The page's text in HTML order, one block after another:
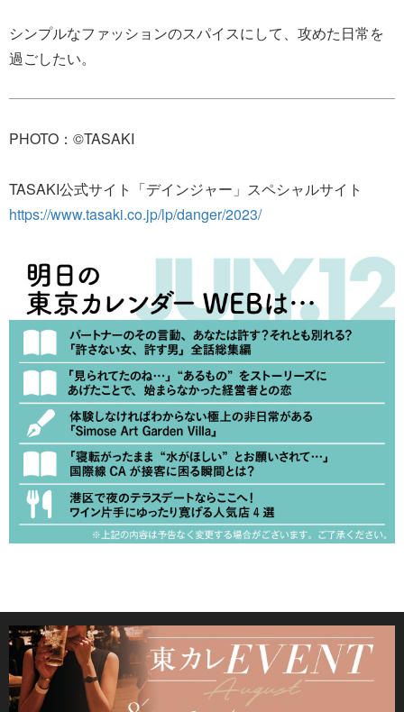
シンプルなファッションのスパイスにして、攻めた日常を
過ごしたい。
PHOTO：©TASAKI
TASAKI公式サイト「デインジャー」スペシャルサイト
https://www.tasaki.co.jp/lp/danger/2023/